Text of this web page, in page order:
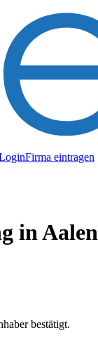
Firma eintragen
in Aalen
bestätigt.